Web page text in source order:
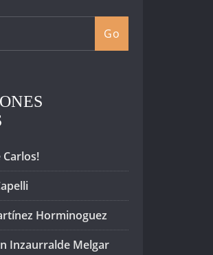
Go
Horminoguez
Inzaurralde Melgar